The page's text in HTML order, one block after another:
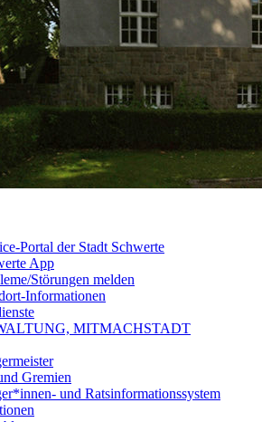
Portal der Stadt Schwerte
App
Störungen melden
Informationen
MITMACHSTADT
Gremien
und Ratsinformationssystem